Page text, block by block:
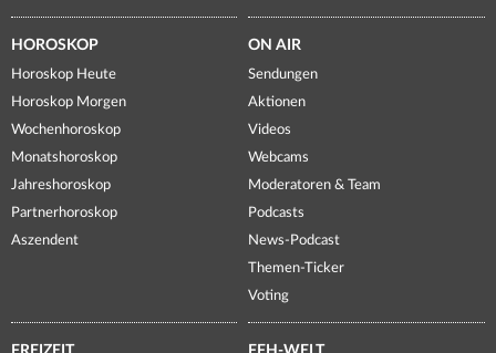
HOROSKOP
Horoskop Heute
Horoskop Morgen
Wochenhoroskop
Monatshoroskop
Jahreshoroskop
Partnerhoroskop
Aszendent
ON AIR
Sendungen
Aktionen
Videos
Webcams
Moderatoren & Team
Podcasts
News-Podcast
Themen-Ticker
Voting